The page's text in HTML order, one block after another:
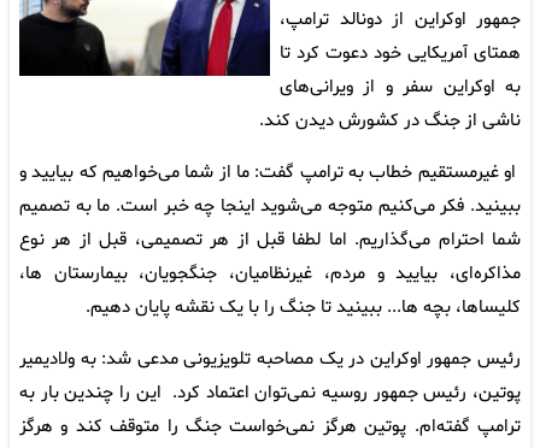
جمهور اوکراین از دونالد ترامپ،
همتای آمریکایی خود دعوت کرد تا
به اوکراین سفر و از ویرانی‌های
ناشی از جنگ در کشورش دیدن کند.
او غیرمستقیم خطاب به ترامپ گفت: ما از شما می‌خواهیم که بیایید و
ببینید. فکر می‌کنیم متوجه می‌شوید اینجا چه خبر است. ما به تصمیم
شما احترام می‌گذاریم. اما لطفا قبل از هر تصمیمی، قبل از هر نوع
مذاکره‌ای، بیایید و مردم، غیرنظامیان، جنگجویان، بیمارستان ها،
کلیساها، بچه ها... ببینید تا جنگ را با یک نقشه پایان دهیم.
رئیس جمهور اوکراین در یک مصاحبه تلویزیونی مدعی شد: به ولادیمیر
پوتین، رئیس جمهور روسیه نمی‌توان اعتماد کرد. این را چندین بار به
ترامپ گفته‌ام. پوتین هرگز نمی‌خواست جنگ را متوقف کند و هرگز